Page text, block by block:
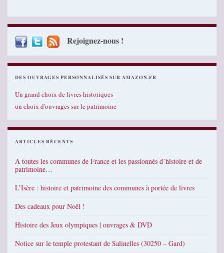
Rejoignez-nous !
DES OUVRAGES PERSONNALISÉS SUR AMAZON.FR
Un grand choix de livres historiques
un choix d'ouvrages sur le patrimoine
ARTICLES RÉCENTS
A toutes les communes de France et les passionnés d’histoire et de
patrimoine…
L’Isère : histoire et patrimoine des communes à portée de livres
Des cadeaux pour Noël !
Histoire des Jeux olympiques | ouvrages & DVD
Notice sur le temple protestant de Salinelles (30250 – Gard)